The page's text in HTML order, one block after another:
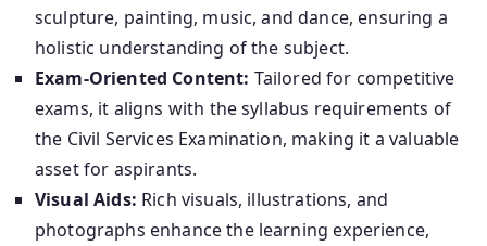
sculpture, painting, music, and dance, ensuring a
holistic understanding of the subject.
Exam-Oriented Content: Tailored for competitive
exams, it aligns with the syllabus requirements of
the Civil Services Examination, making it a valuable
asset for aspirants.
Visual Aids: Rich visuals, illustrations, and
photographs enhance the learning experience,